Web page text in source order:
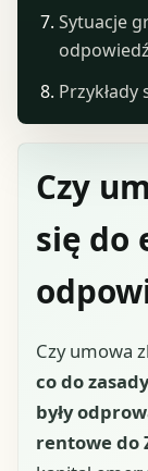
Czy
się do
Czy umowa
co do
były
rentowe do
Sytuacje